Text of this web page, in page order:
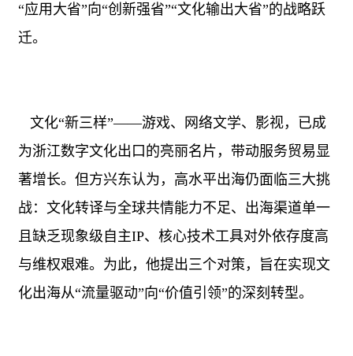
“应用大省”向“创新强省”“文化输出大省”的战略跃
迁。
文化“新三样”——游戏、网络文学、影视，已成
为浙江数字文化出口的亮丽名片，带动服务贸易显
著增长。但方兴东认为，高水平出海仍面临三大挑
战：文化转译与全球共情能力不足、出海渠道单一
且缺乏现象级自主IP、核心技术工具对外依存度高
与维权艰难。为此，他提出三个对策，旨在实现文
化出海从“流量驱动”向“价值引领”的深刻转型。